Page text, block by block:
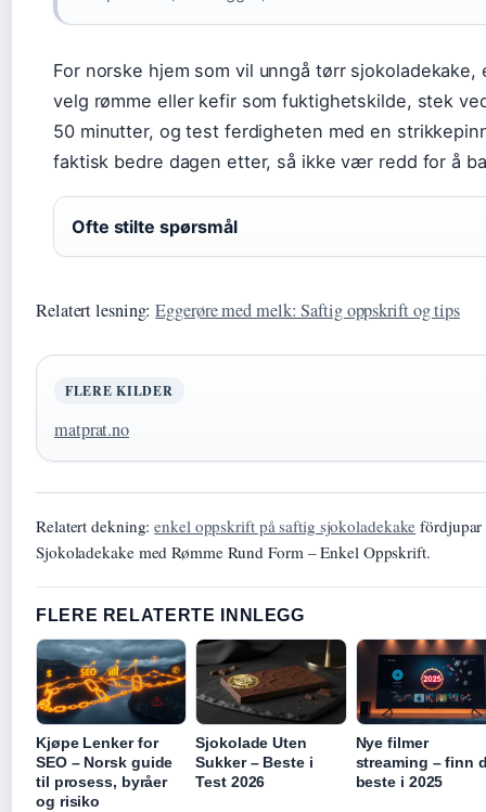
For norske hjem som vil unngå tørr sjokoladekake,
velg rømme eller kefir som fuktighetskilde, stek
50 minutter, og test ferdigheten med en
faktisk bedre dagen etter, så ikke vær redd for å
Ofte stilte spørsmål
Relatert lesning:Eggerøre med melk: Saftig oppskrift og tips
FLERE KILDER
matprat.no
Relatert dekning:enkel oppskrift på saftig sjokoladekake fördjupar
Sjokoladekake med Rømme Rund Form – Enkel Oppskrift.
FLERE RELATERTE INNLEGG
Kjøpe Lenker for
SEO – Norsk guide
til prosess, byråer
og risiko
Sjokolade Uten
Sukker – Beste i
Test 2026
Nye filmer
streaming – finn
beste i 2025